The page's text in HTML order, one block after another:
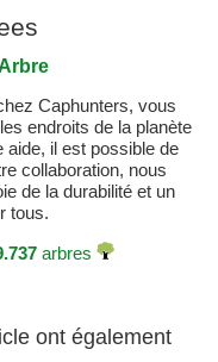
ball cap Fits well and
mimo posible, gran
10/10
Caphunters, vous
endroits de la planète
aide, il est possible de
collaboration, nous
de la durabilité et un
tous.
arbres
ont également